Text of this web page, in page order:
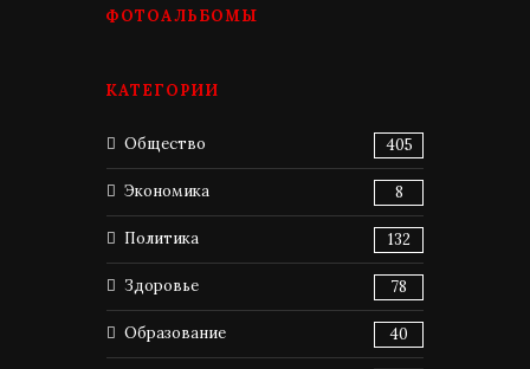
ФОТОАЛЬБОМЫ
КАТЕГОРИИ
Общество 405
Экономика 8
Политика 132
Здоровье 78
Образование 40